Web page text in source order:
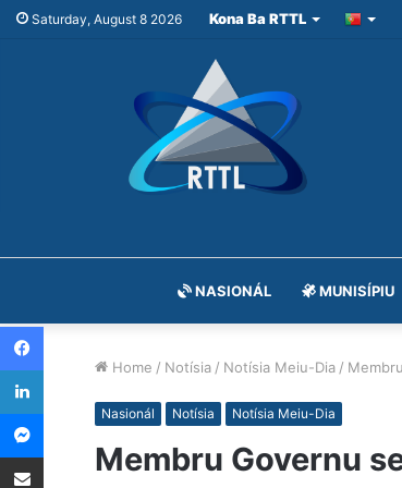
Saturday, August 8 2026 Kona Ba RTTL
NASIONÁL MUNISÍPIU
Home / Notísia / Notísia Meiu-Dia /
Nasionál Notísia Notísia Meiu-Dia
Membru Governu
Facebook
LinkedIn
Messenger